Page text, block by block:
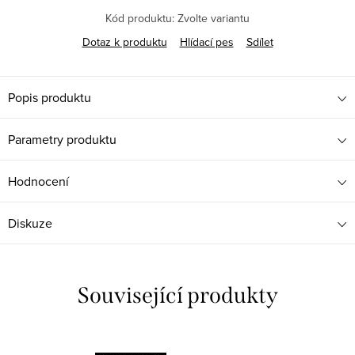
Kód produktu: Zvolte variantu
Dotaz k produktu
Hlídací pes Sdílet
Popis produktu
Parametry produktu
Hodnocení
Diskuze
Související produkty